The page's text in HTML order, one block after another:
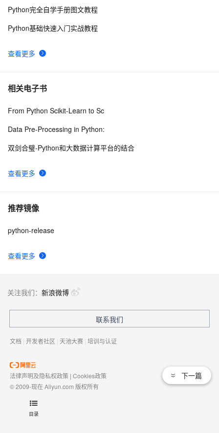
目录
查看更多
Python完全自学手册图文教程
Python基础快速入门实战教程
相关电子书
查看更多
From Python Scikit-Learn to Sc
Data Pre-Processing in Python:
双剑合璧-Python和大数据计算平台的结合
推荐镜像
查看更多
python-release
下一篇
关注我们： 新浪微博
联系我们
文档 | 开发者社区 | 天池大赛 | 培训与认证
法律声明及隐私权政策 | Cookies政策
© 2009-现在 Aliyun.com 版权所有
域名注册服务机构许可：